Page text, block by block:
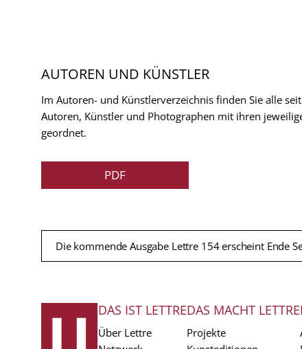
AUTOREN UND KÜNSTLER
Im Autoren- und Künstlerverzeichnis finden Sie alle
Autoren, Künstler und Photographen mit ihren
geordnet.
PDF
Die kommende Ausgabe Lettre 154 erscheint Ende
FUSSZEILE
DAS IST LETTRE
Über Lettre
DAS MACHT LETTRE
Projekte